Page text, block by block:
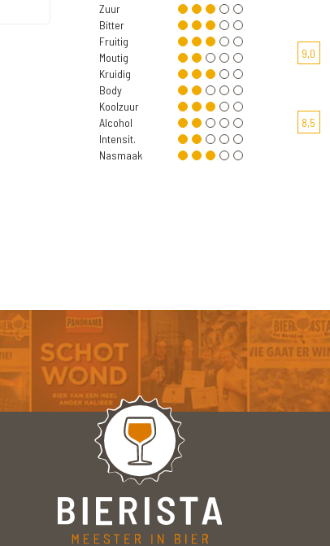
Zuur
Bitter
Fruitig
Moutig
Kruidig
Body
Koolzuur
Alcohol
Intensit.
Nasmaak
9,0
8,5